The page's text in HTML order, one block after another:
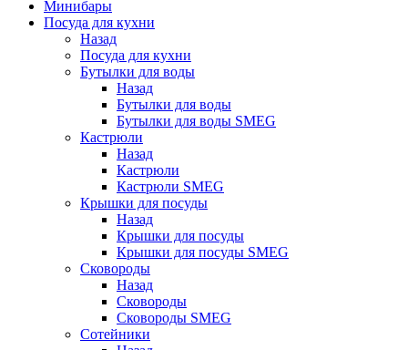
Минибары
Посуда для кухни
Назад
Посуда для кухни
Бутылки для воды
Назад
Бутылки для воды
Бутылки для воды SMEG
Кастрюли
Назад
Кастрюли
Кастрюли SMEG
Крышки для посуды
Назад
Крышки для посуды
Крышки для посуды SMEG
Сковороды
Назад
Сковороды
Сковороды SMEG
Сотейники